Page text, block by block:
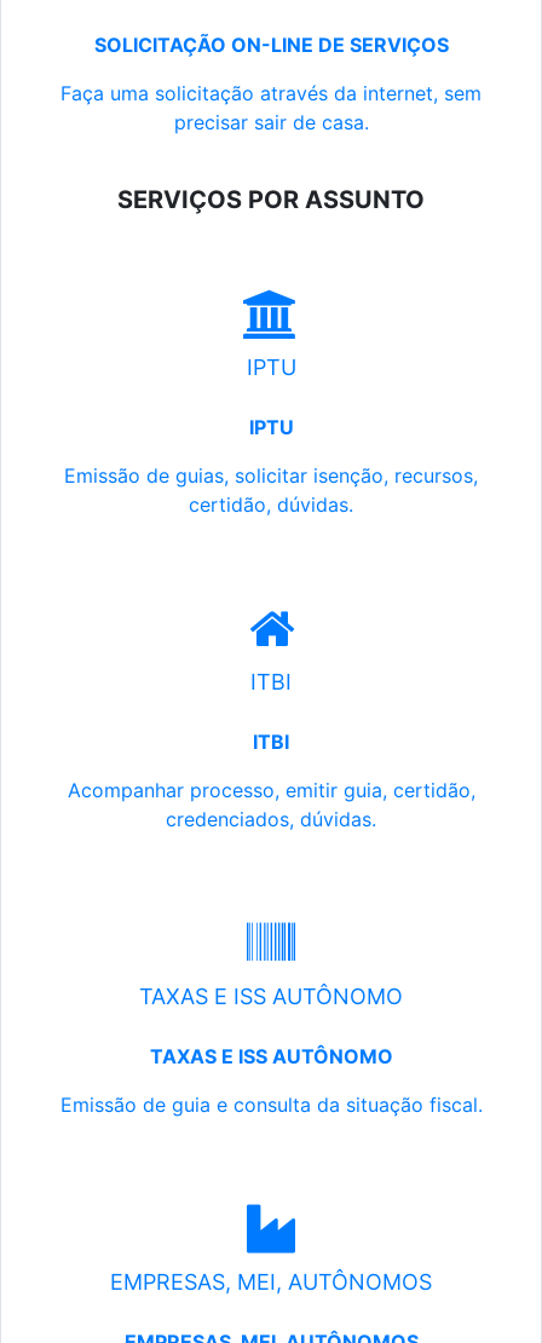
SOLICITAÇÃO ON-LINE DE SERVIÇOS
Faça uma solicitação através da internet, sem
precisar sair de casa.
SERVIÇOS POR ASSUNTO
IPTU
IPTU
Emissão de guias, solicitar isenção, recursos,
certidão, dúvidas.
ITBI
ITBI
Acompanhar processo, emitir guia, certidão,
credenciados, dúvidas.
TAXAS E ISS AUTÔNOMO
TAXAS E ISS AUTÔNOMO
Emissão de guia e consulta da situação fiscal.
EMPRESAS, MEI, AUTÔNOMOS